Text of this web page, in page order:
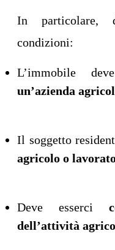
In particolare,
condizioni:
L’immobile
un’azienda
Il soggetto
agricolo o
Deve esserci
dell’attività